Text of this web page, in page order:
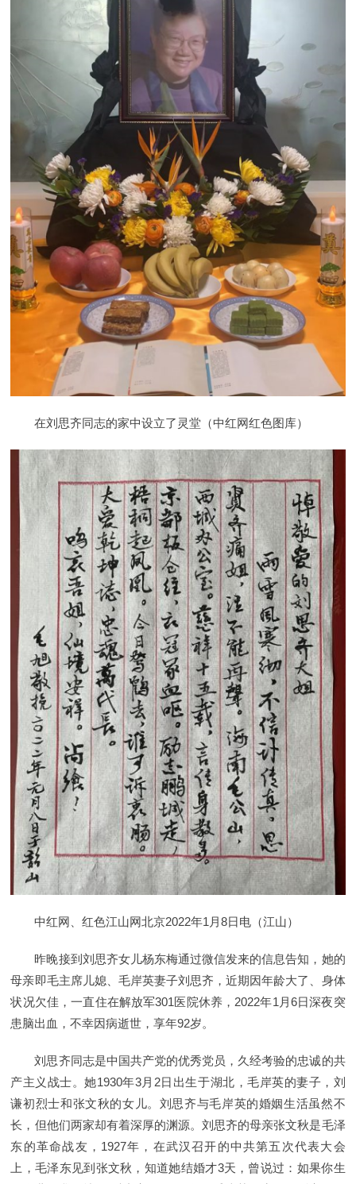
在刘思齐同志的家中设立了灵堂（中红网红色图库）
中红网、红色江山网北京2022年1月8日电（江山）
昨晚接到刘思齐女儿杨东梅通过微信发来的信息告知，她的
母亲即毛主席儿媳、毛岸英妻子刘思齐，近期因年龄大了、身体
状况欠佳，一直住在解放军301医院休养，2022年1月6日深夜突
患脑出血，不幸因病逝世，享年92岁。
刘思齐同志是中国共产党的优秀党员，久经考验的忠诚的共
产主义战士。她1930年3月2日出生于湖北，毛岸英的妻子，刘
谦初烈士和张文秋的女儿。刘思齐与毛岸英的婚姻生活虽然不
长，但他们两家却有着深厚的渊源。刘思齐的母亲张文秋是毛泽
东的革命战友，1927年，在武汉召开的中共第五次代表大会
上，毛泽东见到张文秋，知道她结婚才3天，曾说过：如果你生